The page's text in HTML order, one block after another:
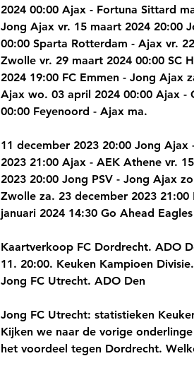
2024 00:00 Ajax - Fortuna Sittard
Jong Ajax vr. 15 maart 2024 20:00
00:00 Sparta Rotterdam - Ajax vr.
Zwolle vr. 29 maart 2024 00:00 SC
2024 19:00 FC Emmen - Jong Ajax
Ajax wo. 03 april 2024 00:00 Ajax -
00:00 Feyenoord - Ajax ma.
11 december 2023 20:00 Jong
2023 21:00 Ajax - AEK Athene vr.
2023 20:00 Jong PSV - Jong Ajax
Zwolle za. 23 december 2023
januari 2024 14:30 Go Ahead
Kaartverkoop FC Dordrecht. ADO
11. 20:00. Keuken Kampioen
Jong FC Utrecht. ADO Den
Jong FC Utrecht: statistieken
Kijken we naar de vorige
het voordeel tegen Dordrecht.